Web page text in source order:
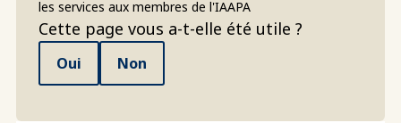
les services aux membres de l'IAAPA
Cette page vous a-t-elle été utile ?
Oui Non